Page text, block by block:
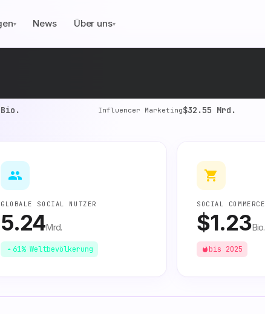
▾ News Über uns▾
Influencer Marketing$32.55 Mrd.
GLOBALE SOCIAL NUTZER
5.24Mrd.
61% Weltbevölkerung
SOCIAL COMMERCE
$1.23Bio.
bis 2025